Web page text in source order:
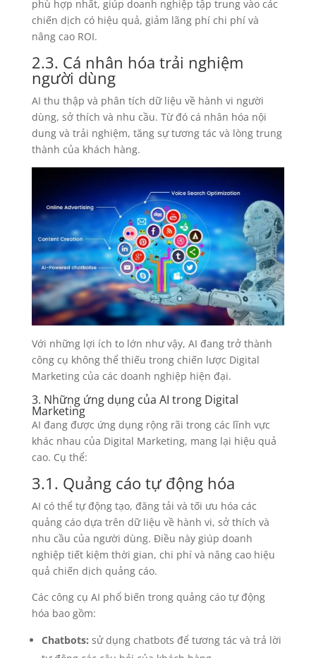
phù hợp nhất, giúp doanh nghiệp tập trung vào các
chiến dịch có hiệu quả, giảm lãng phí chi phí và
nâng cao ROI.
2.3. Cá nhân hóa trải nghiệm
người dùng
AI thu thập và phân tích dữ liệu về hành vi người
dùng, sở thích và nhu cầu. Từ đó cá nhân hóa nội
dung và trải nghiệm, tăng sự tương tác và lòng trung
thành của khách hàng.
Với những lợi ích to lớn như vậy, AI đang trở thành
công cụ không thể thiếu trong chiến lược Digital
Marketing của các doanh nghiệp hiện đại.
3. Những ứng dụng của AI trong Digital
Marketing
AI đang được ứng dụng rộng rãi trong các lĩnh vực
khác nhau của Digital Marketing, mang lại hiệu quả
cao. Cụ thể:
3.1. Quảng cáo tự động hóa
AI có thể tự động tạo, đăng tải và tối ưu hóa các
quảng cáo dựa trên dữ liệu về hành vi, sở thích và
nhu cầu của người dùng. Điều này giúp doanh
nghiệp tiết kiệm thời gian, chi phí và nâng cao hiệu
quả chiến dịch quảng cáo.
Các công cụ AI phổ biến trong quảng cáo tự động
hóa bao gồm:
Chatbots: sử dụng chatbots để tương tác và trả lời